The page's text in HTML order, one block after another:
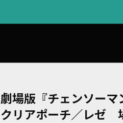
劇場版『チェンソーマ
クリアポーチ／レゼ